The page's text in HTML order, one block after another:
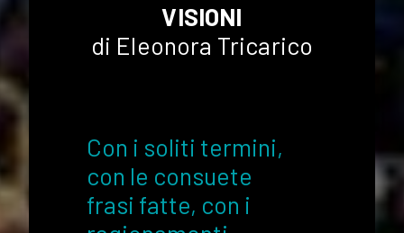
VISIONI
di Eleonora Tricarico
Con i soliti termini,
con le consuete
frasi fatte, con i